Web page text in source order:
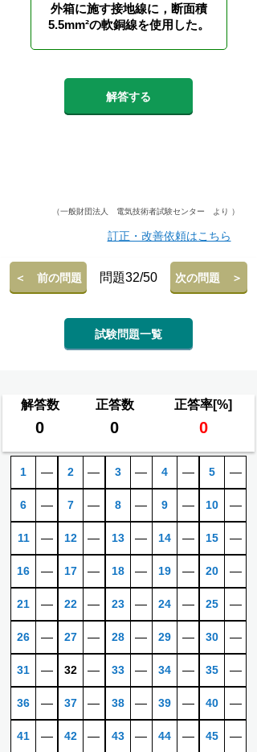
外箱に施す接地線に，断面積
5.5mm²の軟銅線を使用した。
解答する
（一般財団法人 電気技術者試験センター より ）
訂正・改善依頼はこちら
＜ 前の問題 問題32/50 次の問題 ＞
試験問題一覧
解答数 正答数 正答率[%]
0 0 0
1 ―
6 ―
11 ―
16 ―
21 ―
26 ―
31 ―
36 ―
41 ―
2 ―
7 ―
12 ―
17 ―
22 ―
27 ―
32 ―
37 ―
42 ―
3 ―
8 ―
13 ―
18 ―
23 ―
28 ―
33 ―
38 ―
43 ―
4 ―
9 ―
14 ―
19 ―
24 ―
29 ―
34 ―
39 ―
44 ―
5 ―
10 ―
15 ―
20 ―
25 ―
30 ―
35 ―
40 ―
45 ―